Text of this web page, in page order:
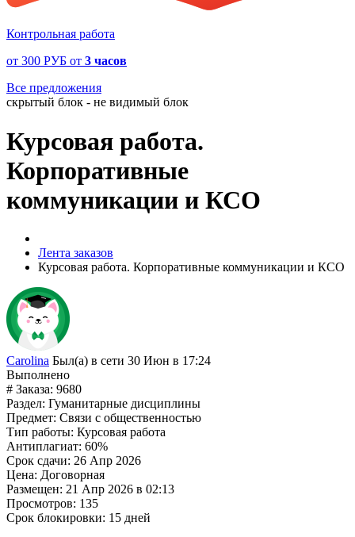
Контрольная работа
от 300 РУБ от 3 часов
Все предложения
скрытый блок - не видимый блок
Курсовая работа.
Корпоративные
коммуникации и КСО
Лента заказов
Курсовая работа. Корпоративные коммуникации и КСО
Carolina Был(а) в сети 30 Июн в 17:24
Выполнено
# Заказа: 9680
Раздел: Гуманитарные дисциплины
Предмет: Связи с общественностью
Тип работы: Курсовая работа
Антиплагиат: 60%
Срок сдачи: 26 Апр 2026
Цена: Договорная
Размещен: 21 Апр 2026 в 02:13
Просмотров: 135
Срок блокировки: 15 дней